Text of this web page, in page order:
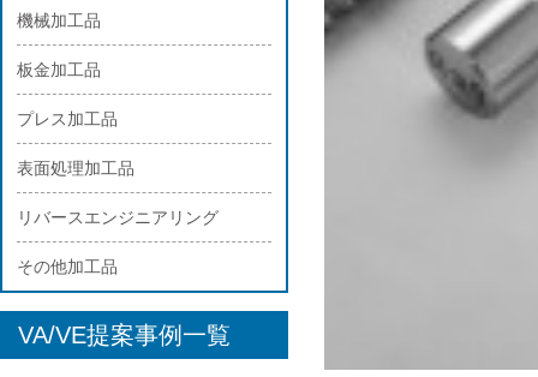
機械加工品
板金加工品
プレス加工品
表面処理加工品
リバースエンジニアリング
その他加工品
VA/VE提案事例一覧